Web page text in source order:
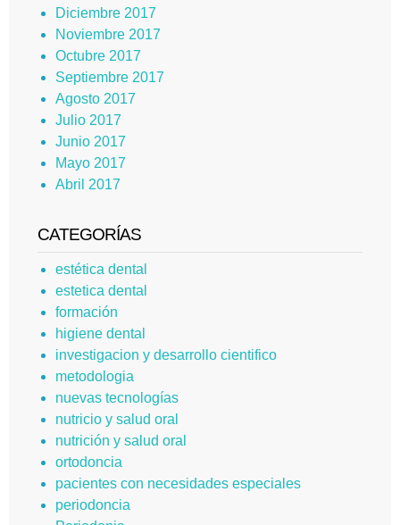
Diciembre 2017
Noviembre 2017
Octubre 2017
Septiembre 2017
Agosto 2017
Julio 2017
Junio 2017
Mayo 2017
Abril 2017
CATEGORÍAS
estética dental
estetica dental
formación
higiene dental
investigacion y desarrollo cientifico
metodologia
nuevas tecnologías
nutricio y salud oral
nutrición y salud oral
ortodoncia
pacientes con necesidades especiales
periodoncia